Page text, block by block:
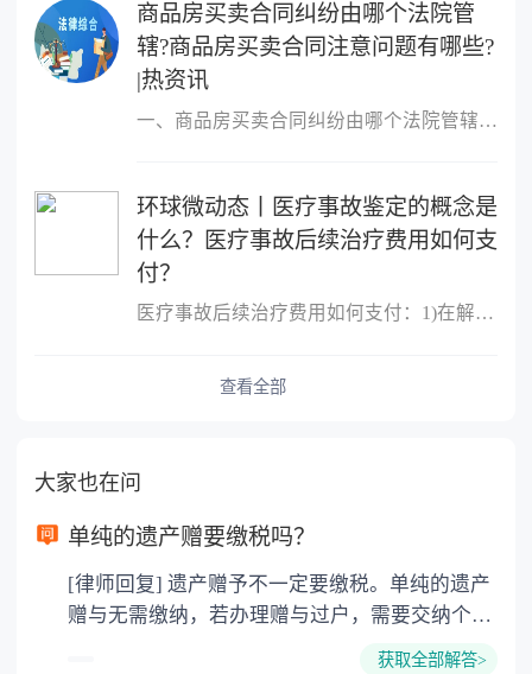
商品房买卖合同纠纷由哪个法院管
辖?商品房买卖合同注意问题有哪些?
|热资讯
一、商品房买卖合同纠纷由哪个法院管辖?很多人的概念中，只要是房屋
环球微动态丨医疗事故鉴定的概念是
什么？医疗事故后续治疗费用如何支
付？
医疗事故后续治疗费用如何支付：1)在解决医疗事故赔偿时(即结案时)
查看全部
大家也在问
单纯的遗产赠要缴税吗？
[律师回复] 遗产赠予不一定要缴税。单纯的遗产
赠与无需缴纳，若办理赠与过户，需要交纳个人
所得税、契税和公证费。赠与过户是没有增值税
获取全部解答>